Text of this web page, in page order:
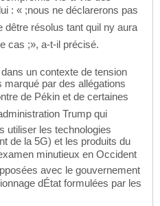
: « ;nous ne déclarerons pas
résolus tant quil ny aura
cas ;», a-t-il précisé.
un contexte de tension
par des allégations
de Pékin et de certaines
Trump qui
utiliser les technologies
de la 5G) et les produits du
minutieux en Occident
avec le gouvernement
dÉtat formulées par les